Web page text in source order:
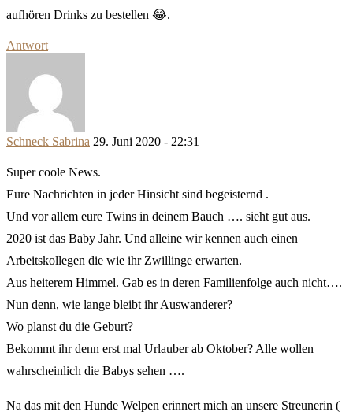
aufhören Drinks zu bestellen 😂.
Antwort
Schneck Sabrina 29. Juni 2020 - 22:31
Super coole News.
Eure Nachrichten in jeder Hinsicht sind begeisternd .
Und vor allem eure Twins in deinem Bauch …. sieht gut aus.
2020 ist das Baby Jahr. Und alleine wir kennen auch einen
Arbeitskollegen die wie ihr Zwillinge erwarten.
Aus heiterem Himmel. Gab es in deren Familienfolge auch nicht….
Nun denn, wie lange bleibt ihr Auswanderer?
Wo planst du die Geburt?
Bekommt ihr denn erst mal Urlauber ab Oktober? Alle wollen
wahrscheinlich die Babys sehen ….
Na das mit den Hunde Welpen erinnert mich an unsere Streunerin (